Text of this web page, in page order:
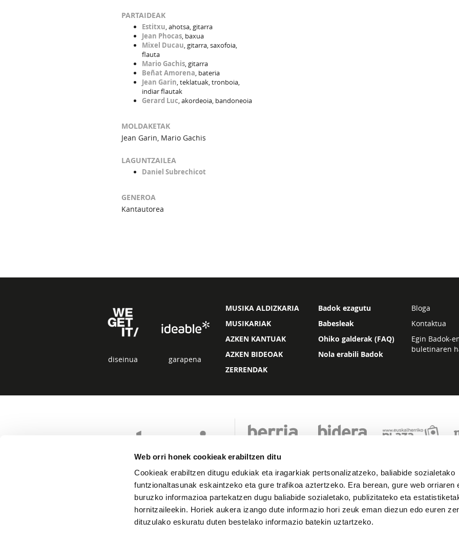
Web orri honek cookieak erabiltzen ditu
Cookieak erabiltzen ditugu edukiak eta iragarkiak pertsonalizatzeko, baliabide sozialetako
funtzionaltasunak eskaintzeko eta gure trafikoa aztertzeko. Era berean, gure web orriaren
buruzko informazioa partekatzen dugu baliabide sozialetako, publizitateko eta
hornitzaileekin. Horiek aukera izango dute informazio hori zeuk eman diezun edo euren
dituzulako eskuratu duten bestelako informazio batekin uztartzeko.
PARTAIDEAK
Estitxu, ahotsa, gitarra
Jean Phocas, baxua
Mixel Ducau, gitarra, saxofoia,
flauta
Mario Gachis, gitarra
Beñat Amorena, bateria
Jean Garin, teklatuak, tronboia,
indiar flautak
Gerard Luc, akordeoia, bandoneoia
MOLDAKETAK
Jean Garin, Mario Gachis
LAGUNTZAILEA
Daniel Subrechicot
GENEROA
Kantautorea
diseinua garapena
MUSIKA ALDIZKARIA
MUSIKARIAK
AZKEN KANTUAK
AZKEN BIDEOAK
ZERRENDAK
Badok ezagutu
Babesleak
Ohiko galderak (FAQ)
Nola erabili Badok
Bloga
Kontaktua
Egin Badok-
buletinaren
Lege oharra Pribatutasuna Cookie politika